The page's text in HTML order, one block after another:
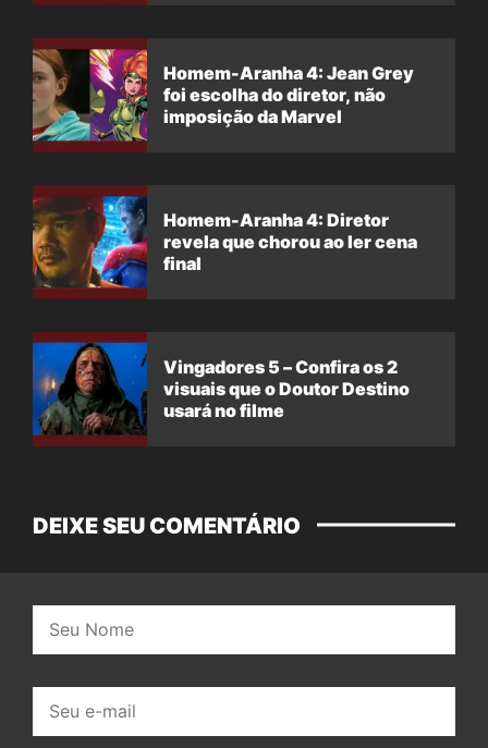
Homem-Aranha 4: Jean Grey
foi escolha do diretor, não
imposição da Marvel
Homem-Aranha 4: Diretor
revela que chorou ao ler cena
final
Vingadores 5 – Confira os 2
visuais que o Doutor Destino
usará no filme
DEIXE SEU COMENTÁRIO
mail: